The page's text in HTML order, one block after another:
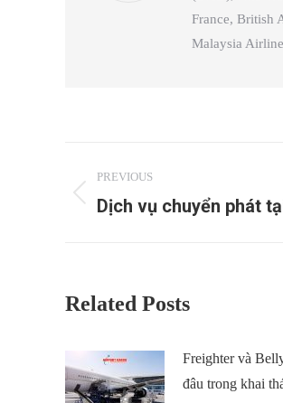
France, British
Malaysia
navigation
PREVIOUS
Previous
Dịch vụ chuyển phát
Related Posts
Freighter và
đâu trong khai